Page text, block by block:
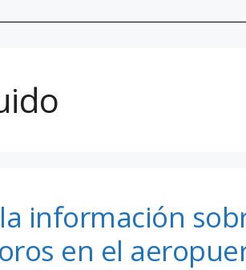
información
en el